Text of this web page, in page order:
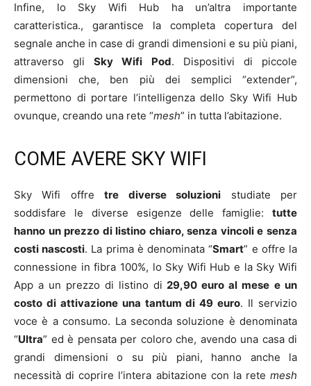
Infine, lo Sky Wifi Hub ha un’altra importante
caratteristica., garantisce la completa copertura del
segnale anche in case di grandi dimensioni e su più piani,
attraverso gliSky Wifi Pod. Dispositivi di piccole
dimensioni che, ben più dei semplici “extender”,
permettono di portare l’intelligenza dello Sky Wifi Hub
ovunque, creando una rete “mesh” in tutta l’abitazione.
COME AVERE SKY WIFI
Sky Wifi offretre diverse soluzioni studiate per
soddisfare le diverse esigenze delle famiglie: tutte
hanno un prezzo di listino chiaro, senza vincoli e senza
costi nascosti. La prima è denominata “Smart” e offre la
connessione in fibra 100%, lo Sky Wifi Hub e la Sky Wifi
App a un prezzo di listino di29,90 euro al mese e un
costo di attivazione una tantum di 49 euro. Il servizio
voce è a consumo. La seconda soluzione è denominata
“Ultra” ed è pensata per coloro che, avendo una casa di
grandi dimensioni o su più piani, hanno anche la
necessità di coprire l’intera abitazione con la rete mesh